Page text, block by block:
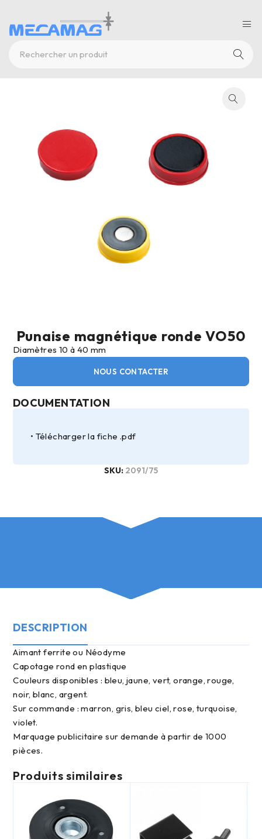
Punaise magnétique ronde VO50
Diamètres 10 à 40 mm
NOUS CONTACTER
DOCUMENTATION
Télécharger la fiche .pdf
SKU: 2091/75
DESCRIPTION
Aimant ferrite ou Néodyme
Capotage rond en plastique
Couleurs disponibles : bleu, jaune, vert, orange, rouge,
noir, blanc, argent.
Sur commande : marron, gris, bleu ciel, rose, turquoise,
violet.
Marquage publicitaire sur demande à partir de 1000
pièces.
Produits similaires